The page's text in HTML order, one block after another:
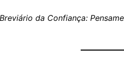
da Confiança: